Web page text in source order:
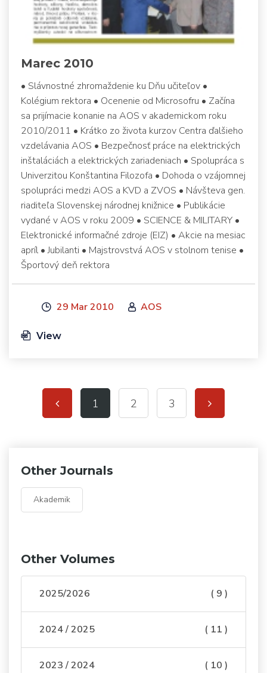
Marec 2010
• Slávnostné zhromaždenie ku Dňu učiteľov •
Kolégium rektora • Ocenenie od Microsofru • Začína
sa prijímacie konanie na AOS v akademickom roku
2010/2011 • Krátko zo života kurzov Centra ďalšieho
vzdelávania AOS • Bezpečnosť práce na elektrických
inštaláciách a elektrických zariadeniach • Spolupráca s
Univerzitou Konštantina Filozofa • Dohoda o vzájomnej
spolupráci medzi AOS a KVD a ZVOS • Návšteva gen.
riaditeľa Slovenskej národnej knižnice • Publikácie
vydané v AOS v roku 2009 • SCIENCE & MILITARY •
Elektronické informačné zdroje (EIZ) • Akcie na mesiac
apríl • Jubilanti • Majstrovstvá AOS v stolnom tenise •
Športový deň rektora
29 Mar 2010 AOS
View
1 2 3
Other Journals
Akademik
Other Volumes
2025/2026 ( 9 )
2024 / 2025 ( 11 )
2023 / 2024 ( 10 )